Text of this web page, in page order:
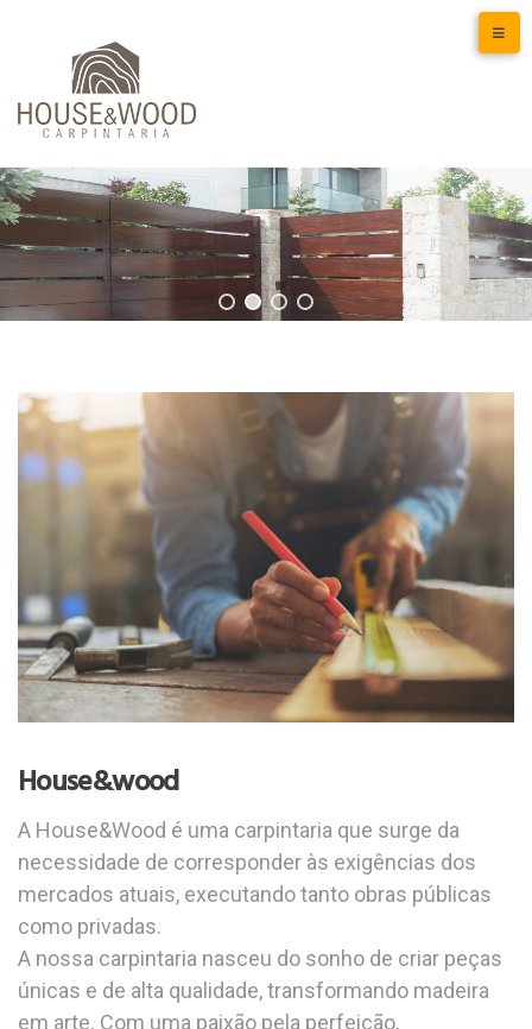
House&wood
A House&Wood é uma carpintaria que surge da
necessidade de corresponder às exigências dos
mercados atuais, executando tanto obras públicas
como privadas.
A nossa carpintaria nasceu do sonho de criar peças
únicas e de alta qualidade, transformando madeira
em arte. Com uma paixão pela perfeição,